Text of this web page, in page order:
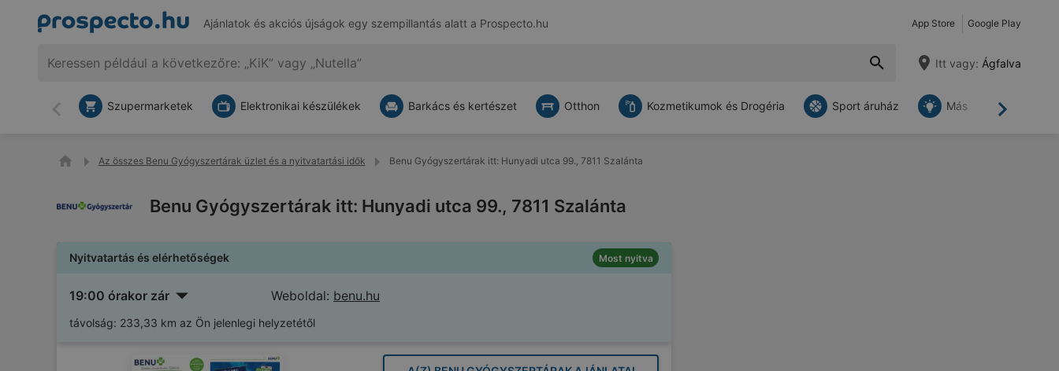
Ajánlatok és akciós újságok egy szempillantás alatt a Prospecto.hu App Store Google Play
Itt vagy: Ágfalva
Vissza Tovább
Szupermarketek Elektronikai készülékek Barkács és kertészet Otthon Kozmetikumok és Drogéria Sport áruház Más
Az összes Benu Gyógyszertárak üzlet és a nyitvatartási idők Benu Gyógyszertárak itt: Hunyadi utca 99., 7811 Szalánta
Benu Gyógyszertárak itt: Hunyadi utca 99., 7811 Szalánta
Nyitvatartás és elérhetőségek Most nyitva
19:00 órakor zár Weboldal: benu.hu
távolság: 233,33 km az Ön jelenlegi helyzetétől